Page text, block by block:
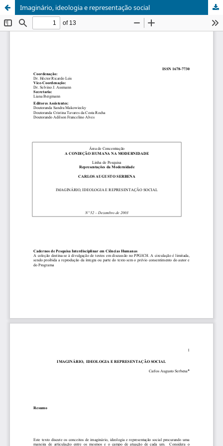
Imaginário, ideologia e representação social